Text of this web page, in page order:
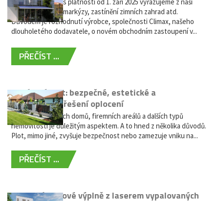
nabídky výsuvné markýzy, zastínění zimních zahrad atd.
Důvodem je rozhodnutí výrobce, společnosti Climax, našeho
dlouholetého dodavatele, o novém obchodním zastoupení v...
PŘEČÍST ...
Hliníkový plot: bezpečné, estetické a
bezúdržbové řešení oplocení
Oplocení rodinných domů, firemních areálů a dalších typů
nemovitostí je důležitým aspektem. A to hned z několika důvodů.
Plot, mimo jiné, zvyšuje bezpečnost nebo zamezuje vniku na...
PŘEČÍST ...
Moderní plotové výplně z laserem vypalovaných